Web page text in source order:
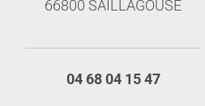
66800 SAILLAGOUSE
04 68 04 15 47